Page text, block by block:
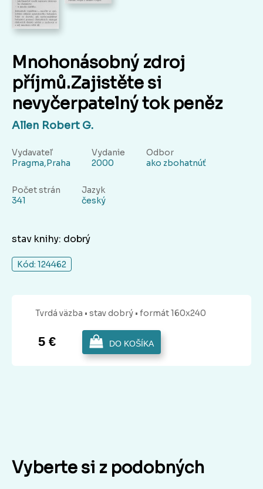
Mnohonásobný zdroj
příjmů.Zajistěte si
nevyčerpatelný tok peněz
Allen Robert G.
Vydavateľ
Pragma,Praha
Vydanie
2000
Odbor
ako zbohatnúť
Počet strán
341
Jazyk
český
stav knihy: dobrý
Kód: 124462
Tvrdá väzba • stav dobrý • formát 160x240
5 € DO KOŠÍKA
Vyberte si z podobných